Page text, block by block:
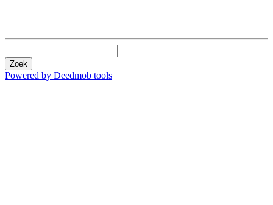
Zoek
Powered by Deedmob tools